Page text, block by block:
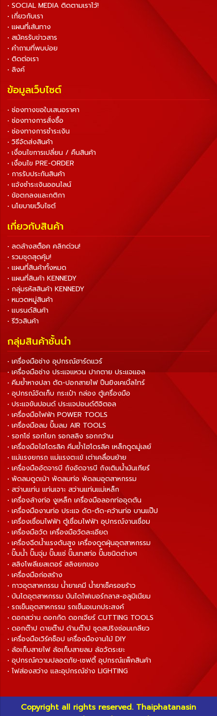
• SOCIAL MEDIA ติดตามเราไว้!
• เกี่ยวกับเรา
• แผนที่เส้นทาง
• สมัครรับข่าวสาร
• คำถามที่พบบ่อย
• ติดต่อเรา
• ลิงค์
ข้อมูลเว็บไซต์
• ช่องทางขอใบเสนอราคา
• ช่องทางการสั่งซื้อ
• ช่องทางการชำระเงิน
• วิธีจัดส่งสินค้า
• เงื่อนไขการเปลี่ยน / คืนสินค้า
• เงื่อนไข PRE-ORDER
• การรับประกันสินค้า
• แจ้งชำระเงินออนไลน์
• ข้อตกลงและกติกา
• นโยบายเว็บไซต์
เกี่ยวกับสินค้า
• ลดล้างสต็อค คลิกด่วน!
• รวมชุดสุดคุ้ม!
• แผนที่สินค้าทั้งหมด
• แผนที่สินค้า KENNEDY
• กลุ่มรหัสสินค้า KENNEDY
• หมวดหมู่สินค้า
• แบรนด์สินค้า
• รีวิวสินค้า
กลุ่มสินค้าชั้นนำ
• เครื่องมือช่าง อุปกรณ์ฮาร์ดแวร์
• เครื่องมือช่าง ประแจแหวน ปากตาย ประแจแอล
• คีมย้ำหางปลา ตัด-ปอกสายไฟ ปืนยิงเคเบิ้ลไทร์
• อุปกรณ์จัดเก็บ กระเป๋า กล่อง ตู้เครื่องมือ
• ประแจขันปอนด์ ประแจปอนด์ดิจิตอล
• เครื่องมือไฟฟ้า POWER TOOLS
• เครื่องมือลม ปั๊มลม AIR TOOLS
• รอกโซ่ รอกโยก รอกสลิง รอกกว้าน
• เครื่องมือไฮโดรลิค คีมย้ำไฮโดรลิค เหล็กดูดมู่เลย์
• แม่แรงยกรถ แม่แรงตะเข้ เต่าเคลื่อนย้าย
• เครื่องมืออัดจารบี ถังอัดจารบี ถังเติมน้ำมันเกียร์
• พัดลมดูดเป่า พัดลมท่อ พัดลมอุตสาหกรรม
• สว่านแท่น แท่นเจาะ สว่านแท่นแม่เหล็ก
• เครื่องล้างท่อ งูเหล็ก เครื่องมือลอกท่ออุดตัน
• เครื่องมืองานท่อ ประแจ ดัด-ตัด-คว้านท่อ บานแป๊ป
• เครื่องเชื่อมไฟฟ้า ตู้เชื่อมไฟฟ้า อุปกรณ์งานเชื่อม
• เครื่องมือวัด เครื่องมือวัดละเอียด
• เครื่องฉีดน้ำแรงดันสูง เครื่องดูดฝุ่นอุตสาหกรรม
• ปั๊มน้ำ ปั๊มจุ่ม ปั๊มแช่ ปั๊มเทสท่อ ปั๊มชนิดต่างๆ
• สลิงโพลีเยสเตอร์ สลิงยกของ
• เครื่องมือก่อสร้าง
• กาวอุตสาหกรรม น้ำยาเคมี น้ำยาเช็ครอยร้าว
• บันไดอุตสาหกรรม บันไดไฟเบอร์กลาส-อลูมิเนียม
• รถเข็นอุตสาหกรรม รถเข็นอเนกประสงค์
• ดอกสว่าน ดอกกัด ดอกเจียร์ CUTTING TOOLS
• ดอกต๊าป ดายต๊าป ด้ามต๊าป ชุดสปริงซ่อมเกลียว
• เครื่องมือเวิร์คช็อป เครื่องมืองานไม้ DIY
• ล้อเก็บสายไฟ ล้อเก็บสายลม ล้อวัดระยะ
• อุปกรณ์ความปลอดภัย-เซฟตี้ อุปกรณ์แพ็คสินค้า
• ไฟส่องสว่าง และอุปกรณ์ช่าง LIGHTING
Copyright all rights reserved. Thaiphatanasin